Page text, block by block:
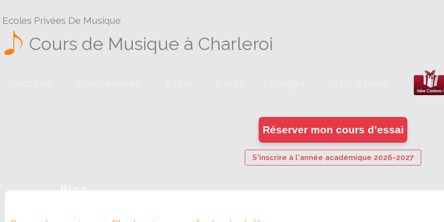
Ecoles Privées De Musique
Cours de Musique à Charleroi
Réserver mon cours d’essai
S'inscrire à l'année académique 2026-2027
Blog